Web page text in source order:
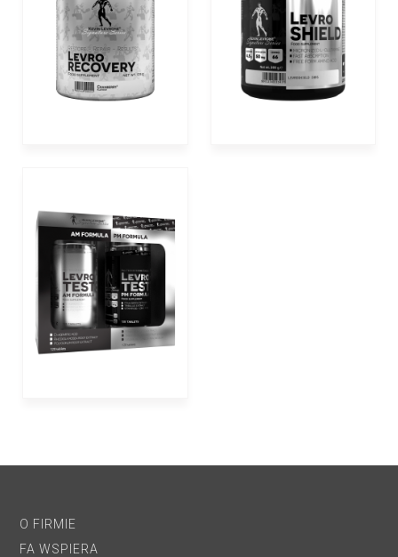
O FIRMIE
FA WSPIERA